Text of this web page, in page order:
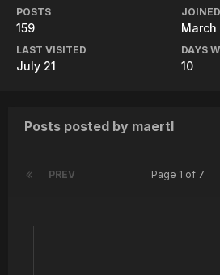
POSTS
159
JOINED
March
LAST VISITED
July 21
DAYS
10
Posts posted by maertl
PREV Page 1 of 7